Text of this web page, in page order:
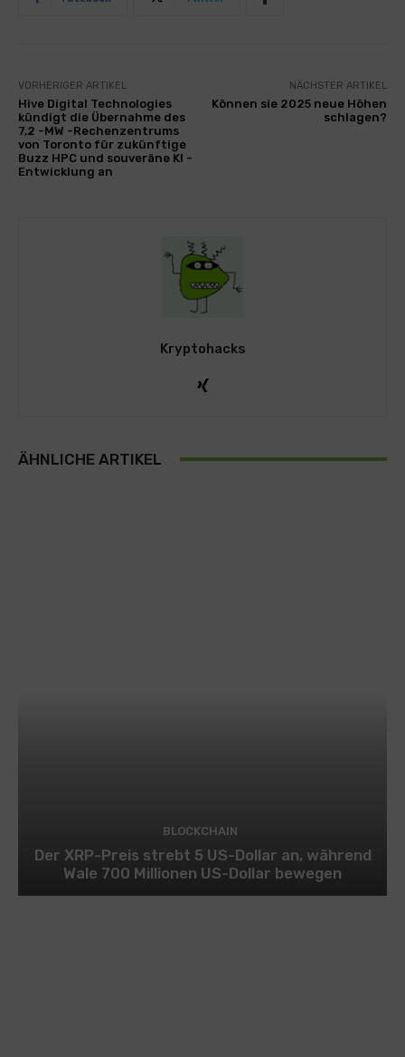
VORHERIGER ARTIKEL
Hive Digital Technologies
kündigt die Übernahme des
7,2 -MW -Rechenzentrums
von Toronto für zukünftige
Buzz HPC und souveräne KI -
Entwicklung an
NÄCHSTER ARTIKEL
Können sie 2025 neue Höhen
schlagen?
Kryptohacks
ÄHNLICHE ARTIKEL
BLOCKCHAIN
Der XRP-Preis strebt 5 US-Dollar an, während
Wale 700 Millionen US-Dollar bewegen